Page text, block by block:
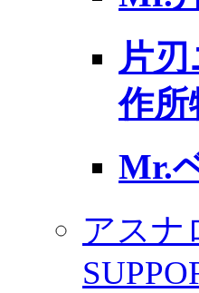
片
作所
Mr.
アスナ